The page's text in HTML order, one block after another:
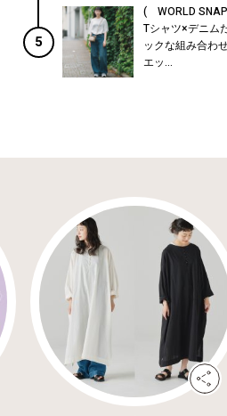
5
( WORLD
Tシャツ×デニム
ックな組み合わ
エッ...